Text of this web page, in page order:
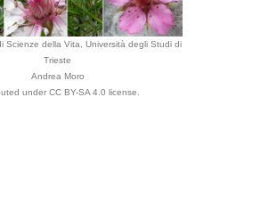
Scienze della Vita, Università degli Studi di
Trieste
Andrea Moro
under CC BY-SA 4.0 license.